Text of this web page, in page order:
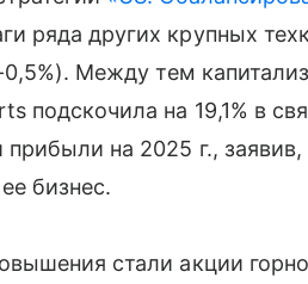
ряда других крупных
Между тем
подскочила на 19,1% в
на 2025 г.,
бизнес.
стали акции